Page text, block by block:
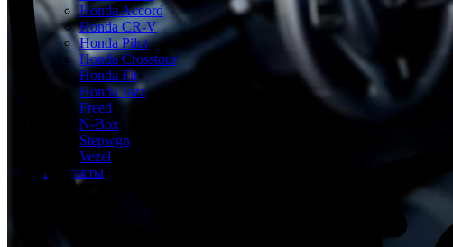
Honda Accord
Honda CR-V
Honda Pilot
Honda Crosstour
Honda Fit
Honda Jazz
Freed
N-Box
Stepwgn
Vezel
Контакты